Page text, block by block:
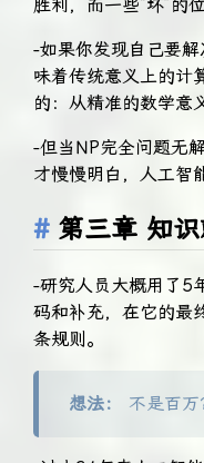
胜利，而一些“坏”的
-如果你发现自己要
味着传统意义上的计
的：从精准的数学意
-但当NP完全问题无
才慢慢明白，人工智
第三章 知
-研究人员大概用了5
码和补充，在它的最
条规则。
想法： 不是百万